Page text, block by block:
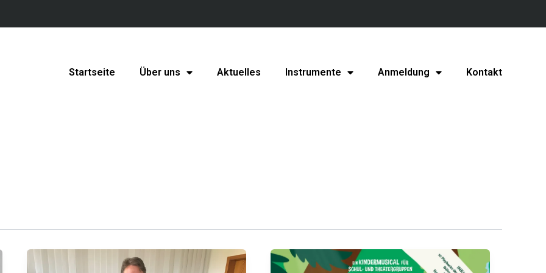
Startseite Über uns Aktuelles Instrumente Anmeldung Kontakt